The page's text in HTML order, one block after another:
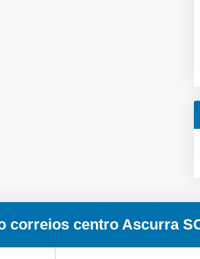
correios centro Ascurra